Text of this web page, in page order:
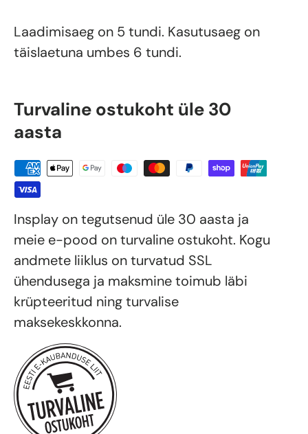
Laadimisaeg on 5 tundi. Kasutusaeg on
täislaetuna umbes 6 tundi.
Turvaline ostukoht üle 30
aasta
Insplay on tegutsenud üle 30 aasta ja
meie e-pood on turvaline ostukoht. Kogu
andmete liiklus on turvatud SSL
ühendusega ja maksmine toimub läbi
krüpteeritud ning turvalise
maksekeskkonna.